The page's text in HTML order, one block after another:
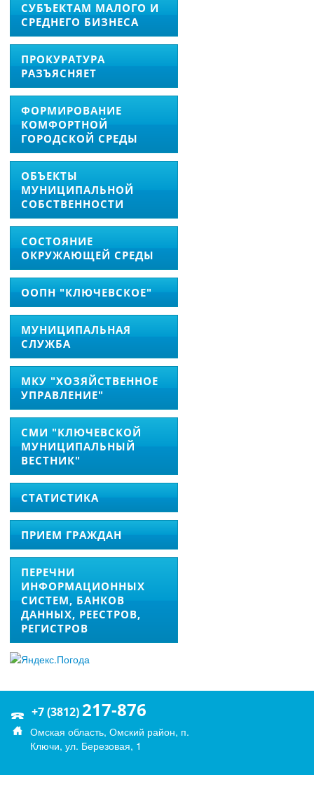
СУБЪЕКТАМ МАЛОГО И
СРЕДНЕГО БИЗНЕСА
ПРОКУРАТУРА
РАЗЪЯСНЯЕТ
ФОРМИРОВАНИЕ
КОМФОРТНОЙ
ГОРОДСКОЙ СРЕДЫ
ОБЪЕКТЫ
МУНИЦИПАЛЬНОЙ
СОБСТВЕННОСТИ
СОСТОЯНИЕ
ОКРУЖАЮЩЕЙ СРЕДЫ
ООПН "КЛЮЧЕВСКОЕ"
МУНИЦИПАЛЬНАЯ
СЛУЖБА
МКУ "ХОЗЯЙСТВЕННОЕ
УПРАВЛЕНИЕ"
СМИ "КЛЮЧЕВСКОЙ
МУНИЦИПАЛЬНЫЙ
ВЕСТНИК"
СТАТИСТИКА
ПРИЕМ ГРАЖДАН
ПЕРЕЧНИ
ИНФОРМАЦИОННЫХ
СИСТЕМ, БАНКОВ
ДАННЫХ, РЕЕСТРОВ,
РЕГИСТРОВ
+7 (3812) 217-876
Омская область, Омский район, п.
Ключи, ул. Березовая, 1